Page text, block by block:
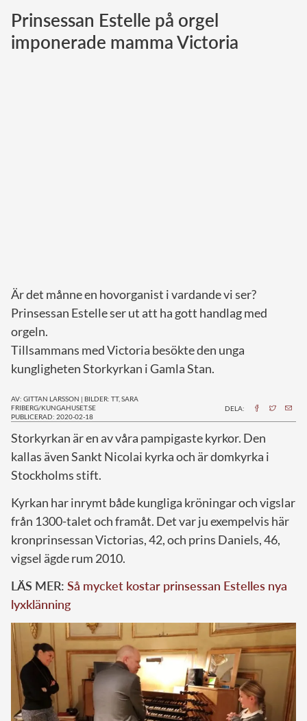
Norska kungahuset
Danska kungahuset
Prinsessan Estelle på orgel
imponerade mamma Victoria
Är det månne en hovorganist i vardande vi ser?
Prinsessan Estelle ser ut att ha gott handlag med
orgeln.
Tillsammans med Victoria besökte den unga
kungligheten Storkyrkan i Gamla Stan.
AV: GITTAN LARSSON | BILDER: TT, SARA
FRIBERG/KUNGAHUSET.SE
PUBLICERAD: 2020-02-18
DELA:
Storkyrkan är en av våra pampigaste kyrkor. Den
kallas även Sankt Nicolai kyrka och är domkyrka i
Stockholms stift.
Kyrkan har inrymt både kungliga kröningar och vigslar
från 1300-talet och framåt. Det var ju exempelvis här
kronprinsessan Victorias, 42, och prins Daniels, 46,
vigsel ägde rum 2010.
LÄS MER: Så mycket kostar prinsessan Estelles nya
lyxklänning